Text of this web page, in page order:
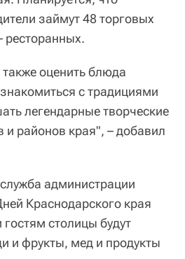
займут 48 торговых
ресторанных.
оценить блюда
с традициями
легендарные творческие
и районов края", – добавил
администрации
Краснодарского края
столицы будут
и фрукты, мед и продукты